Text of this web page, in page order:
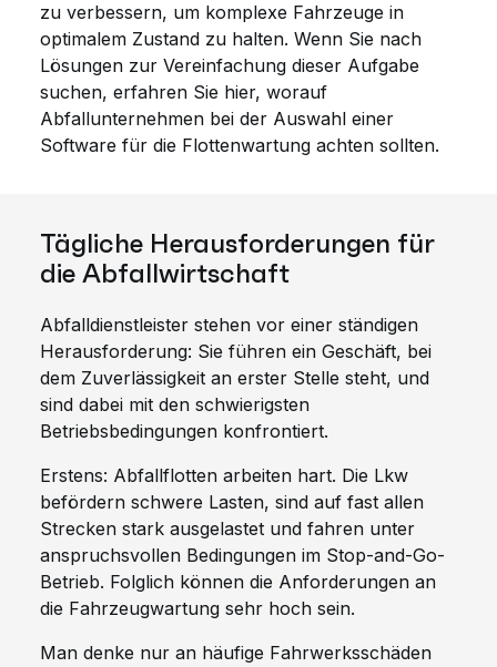
zu verbessern, um komplexe Fahrzeuge in
optimalem Zustand zu halten. Wenn Sie nach
Lösungen zur Vereinfachung dieser Aufgabe
suchen, erfahren Sie hier, worauf
Abfallunternehmen bei der Auswahl einer
Software für die Flottenwartung achten sollten.
Tägliche Herausforderungen für
die Abfallwirtschaft
Abfalldienstleister stehen vor einer ständigen
Herausforderung: Sie führen ein Geschäft, bei
dem Zuverlässigkeit an erster Stelle steht, und
sind dabei mit den schwierigsten
Betriebsbedingungen konfrontiert.
Erstens: Abfallflotten arbeiten hart. Die Lkw
befördern schwere Lasten, sind auf fast allen
Strecken stark ausgelastet und fahren unter
anspruchsvollen Bedingungen im Stop-and-Go-
Betrieb. Folglich können die Anforderungen an
die Fahrzeugwartung sehr hoch sein.
Man denke nur an häufige Fahrwerksschäden